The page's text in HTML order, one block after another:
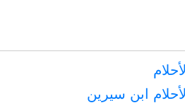
ابن سيرين